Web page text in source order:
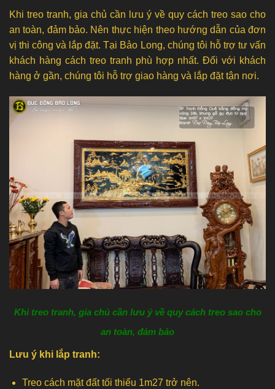
Khi treo tranh, gia chủ cần lưu ý về quy cách treo sao cho
an toàn, đảm bảo. Nên thực hiện theo hướng dẫn của đơn
vị thi công và lắp đặt. Tại Bảo Long, chúng tôi hỗ trợ tư vấn
khách hàng cách treo tranh phù hợp nhất. Đối với khách
hàng ở gần, chúng tôi hỗ trợ giao hàng và lắp đặt tận nơi.
Khi treo tranh, gia chủ cần lưu ý về quy cách treo sao cho
an toàn, đảm bảo
Lưu ý khi lắp tranh:
Treo cách mặt đất tối thiểu 1m27 trở nên.